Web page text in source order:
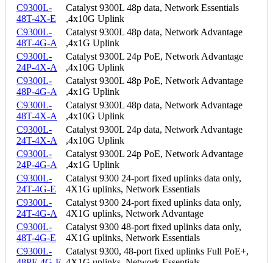
C9300L-
48T-4X-E
Catalyst 9300L 48p data, Network Essentials
,4x10G Uplink
C9300L-
48T-4G-A
Catalyst 9300L 48p data, Network Advantage
,4x1G Uplink
C9300L-
24P-4X-A
Catalyst 9300L 24p PoE, Network Advantage
,4x10G Uplink
C9300L-
48P-4G-A
Catalyst 9300L 48p PoE, Network Advantage
,4x1G Uplink
C9300L-
48T-4X-A
Catalyst 9300L 48p data, Network Advantage
,4x10G Uplink
C9300L-
24T-4X-A
Catalyst 9300L 24p data, Network Advantage
,4x10G Uplink
C9300L-
24P-4G-A
Catalyst 9300L 24p PoE, Network Advantage
,4x1G Uplink
C9300L-
24T-4G-E
Catalyst 9300 24-port fixed uplinks data only,
4X1G uplinks, Network Essentials
C9300L-
24T-4G-A
Catalyst 9300 24-port fixed uplinks data only,
4X1G uplinks, Network Advantage
C9300L-
48T-4G-E
Catalyst 9300 48-port fixed uplinks data only,
4X1G uplinks, Network Essentials
C9300L-
Catalyst 9300, 48-port fixed uplinks Full PoE+,